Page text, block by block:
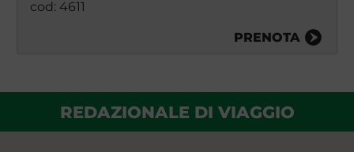
cod: 4611
PRENOTA
REDAZIONALE DI VIAGGIO